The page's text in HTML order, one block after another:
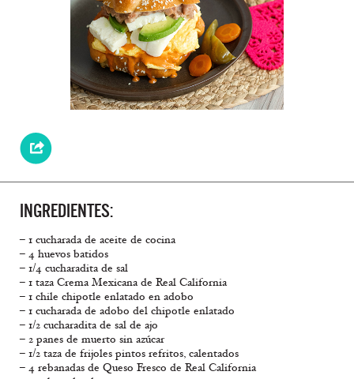
INGREDIENTES:
– 1 cucharada de aceite de cocina
– 4 huevos batidos
– 1/4 cucharadita de sal
– 1 taza Crema Mexicana de Real California
– 1 chile chipotle enlatado en adobo
– 1 cucharada de adobo del chipotle enlatado
– 1/2 cucharadita de sal de ajo
– 2 panes de muerto sin azúcar
– 1/2 taza de frijoles pintos refritos, calentados
– 4 rebanadas de Queso Fresco de Real California